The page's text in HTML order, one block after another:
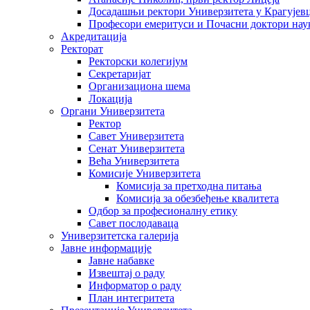
Досадашњи ректори Универзитета у
Професори емеритуси и Почасни доктори
Акредитација
Ректорат
Ректорски колегијум
Секретаријат
Организациона шема
Локација
Органи Универзитета
Ректор
Савет Универзитета
Сенат Универзитета
Већа Универзитета
Комисије Универзитета
Комисија за претходна питања
Комисија за обезбеђење квалитета
Одбор за професионалну етику
Савет послодаваца
Универзитетска галерија
Јавне информације
Јавне набавке
Извештај о раду
Информатор о раду
План интегритета